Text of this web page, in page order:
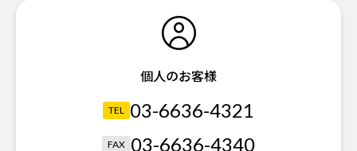
個人のお客様
TEL 03-6636-4321
FAX 03-6636-4340